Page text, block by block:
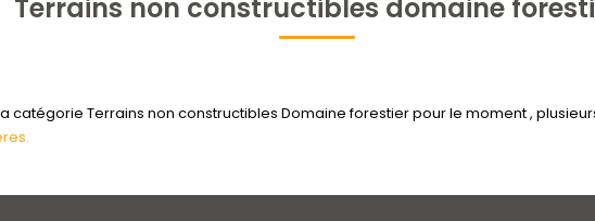
Terrains non constructibles domaine
catégorie Terrains non constructibles Domaine forestier pour le moment ,